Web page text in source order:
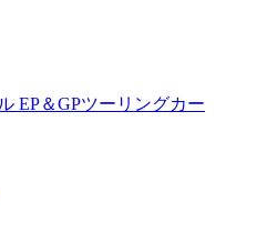
EP＆GPツーリングカー